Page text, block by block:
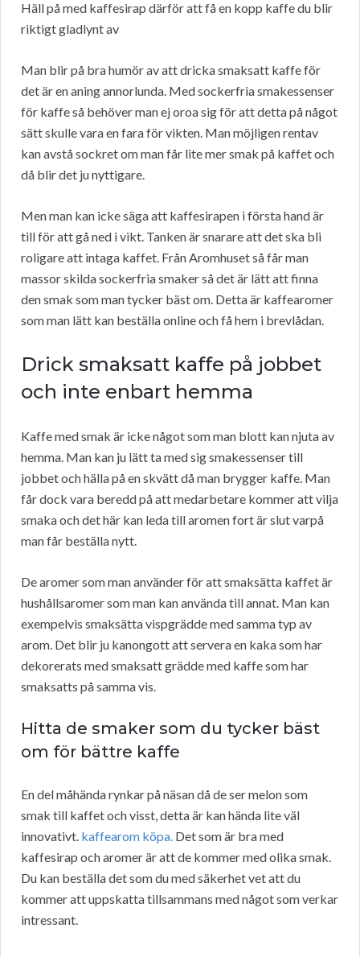
Häll på med kaffesirap därför att få en kopp kaffe du blir
riktigt gladlynt av
Man blir på bra humör av att dricka smaksatt kaffe för
det är en aning annorlunda. Med sockerfria smakessenser
för kaffe så behöver man ej oroa sig för att detta på något
sätt skulle vara en fara för vikten. Man möjligen rentav
kan avstå sockret om man får lite mer smak på kaffet och
då blir det ju nyttigare.
Men man kan icke säga att kaffesirapen i första hand är
till för att gå ned i vikt. Tanken är snarare att det ska bli
roligare att intaga kaffet. Från Aromhuset så får man
massor skilda sockerfria smaker så det är lätt att finna
den smak som man tycker bäst om. Detta är kaffearomer
som man lätt kan beställa online och få hem i brevlådan.
Drick smaksatt kaffe på jobbet
och inte enbart hemma
Kaffe med smak är icke något som man blott kan njuta av
hemma. Man kan ju lätt ta med sig smakessenser till
jobbet och hälla på en skvätt då man brygger kaffe. Man
får dock vara beredd på att medarbetare kommer att vilja
smaka och det här kan leda till aromen fort är slut varpå
man får beställa nytt.
De aromer som man använder för att smaksätta kaffet är
hushållsaromer som man kan använda till annat. Man kan
exempelvis smaksätta vispgrädde med samma typ av
arom. Det blir ju kanongott att servera en kaka som har
dekorerats med smaksatt grädde med kaffe som har
smaksatts på samma vis.
Hitta de smaker som du tycker bäst
om för bättre kaffe
En del måhända rynkar på näsan då de ser melon som
smak till kaffet och visst, detta är kan hända lite väl
innovativt. kaffearom köpa. Det som är bra med
kaffesirap och aromer är att de kommer med olika smak.
Du kan beställa det som du med säkerhet vet att du
kommer att uppskatta tillsammans med något som verkar
intressant.